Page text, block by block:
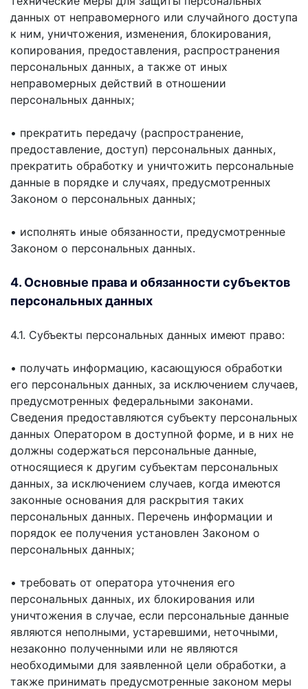
данных от неправомерного или случайного доступа
к ним, уничтожения, изменения, блокирования,
копирования, предоставления, распространения
персональных данных, а также от иных
неправомерных действий в отношении
персональных данных;
• прекратить передачу (распространение,
предоставление, доступ) персональных данных,
прекратить обработку и уничтожить персональные
данные в порядке и случаях, предусмотренных
Законом о персональных данных;
• исполнять иные обязанности, предусмотренные
Законом о персональных данных.
4. Основные права и обязанности субъектов
персональных данных
4.1. Субъекты персональных данных имеют право:
• получать информацию, касающуюся обработки
его персональных данных, за исключением случаев,
предусмотренных федеральными законами.
Сведения предоставляются субъекту персональных
данных Оператором в доступной форме, и в них не
должны содержаться персональные данные,
относящиеся к другим субъектам персональных
данных, за исключением случаев, когда имеются
законные основания для раскрытия таких
персональных данных. Перечень информации и
порядок ее получения установлен Законом о
персональных данных;
• требовать от оператора уточнения его
персональных данных, их блокирования или
уничтожения в случае, если персональные данные
являются неполными, устаревшими, неточными,
незаконно полученными или не являются
необходимыми для заявленной цели обработки, а
также принимать предусмотренные законом меры